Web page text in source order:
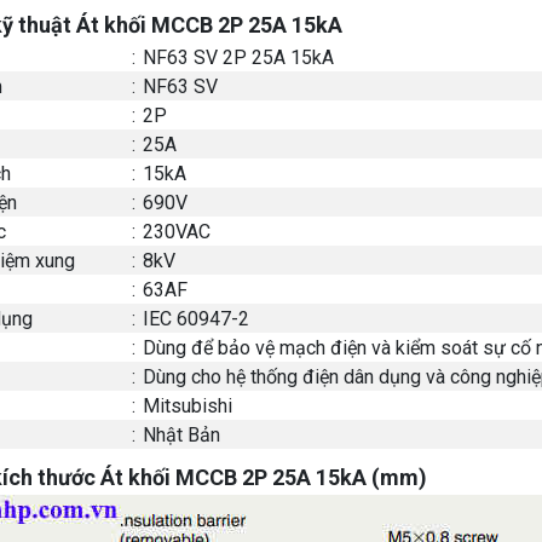
thuật Át khối MCCB 2P 25A 15kA
: NF63 SV 2P 25A 15kA
: NF63 SV
: 2P
: 25A
: 15kA
: 690V
: 230VAC
xung
: 8kV
: 63AF
: IEC 60947-2
: Dùng để bảo vệ mạch điện và kiểm soát sự cố
: Dùng cho hệ thống điện dân dụng và công
: Mitsubishi
: Nhật Bản
thước Át khối MCCB 2P 25A 15kA (mm)